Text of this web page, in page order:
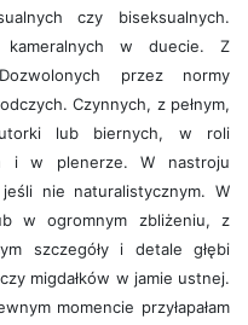
czy biseksualnych.
kameralnych w duecie. Z
przez normy
Czynnych, z pełnym,
lub biernych, w roli
i w plenerze. W nastroju
nie naturalistycznym. W
w ogromnym zbliżeniu, z
szczegóły i detale głębi
migdałków w jamie ustnej.
momencie przyłapałam